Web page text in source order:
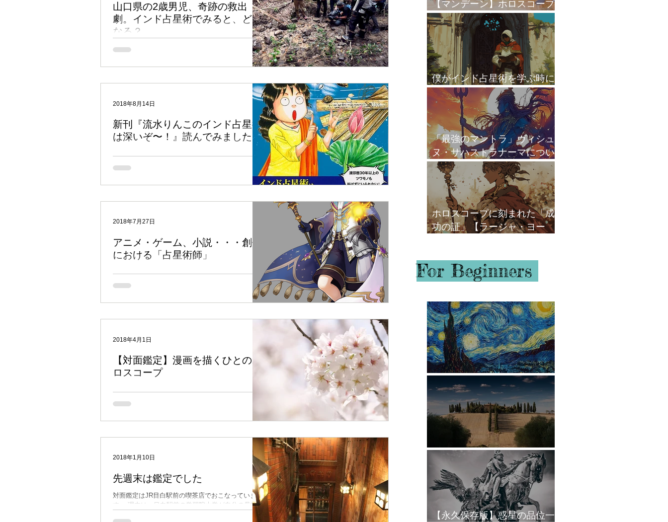
山口県の2歳男児、奇跡の救出
劇。インド占星術でみると、どう
なる？
山口県周防大島町で、12日から行方不明になってい
た男の子が3日後の15日朝に発見された事件。 2歳の
男の子の脅威の生命力、そして「奇跡の救出劇」の
春夫さんの活躍が世間の耳目を集めました。...
新刊『流水りんこのインド占星術
は深いぞ〜！』読んでみました
発売を楽しみにしていたこちらのコミック。 先週発
売となりましたので、さっそく読んでみました。 流
ど、渡印歴30年以上ということで、かな...
2018年8月14日
アニメ・ゲーム、小説・・・創作
における「占星術師」
回は箸休め的な（あまり占星術と関係ない）記事で
す。 個人的な話なんですが、僕はファンタジーもの
の小説や作品、ゲームが好きです。 1988年に水野良
「ファンタジーもの」に激ハマリしてき...
2018年7月27日
【対面鑑定】漫画を描くひとのホ
ロスコープ
これまでにも何人もの方をご紹介いただいているの
は描かずに、デザイン系の仕事をしているの...
2018年4月1日
先週末は鑑定でした
対面鑑定はJR目白駅前の喫茶店でおこなっていま
す。 理由は、目白駅前の学習院大学が自分の母校な
2018年1月10日
【マンデーン】ホロスコープ
とダシャーで皇位継承を読む
僕がインド占星術を学ぶ時に
心がけていること
「最強のマントラ」ヴィシュ
ヌ・サハストラナーマについ
て
ホロスコープに刻まれた「成
功の証」【ラージャ・ヨー
For Beginners
惑星の象意まとめ
12ハウスの象意まとめ
【永久保存版】惑星の品位一